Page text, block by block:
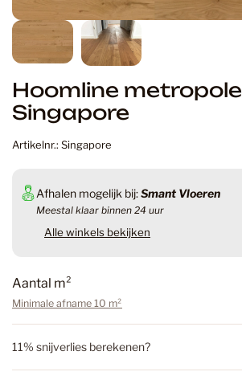
Hoomline metropole
Singapore
Artikelnr.: Singapore
Afhalen mogelijk bij:Smant Vloeren
Meestal klaar binnen 24 uur
Alle winkels bekijken
Aantal m²
Minimale afname 10 m²
11% snijverlies berekenen?